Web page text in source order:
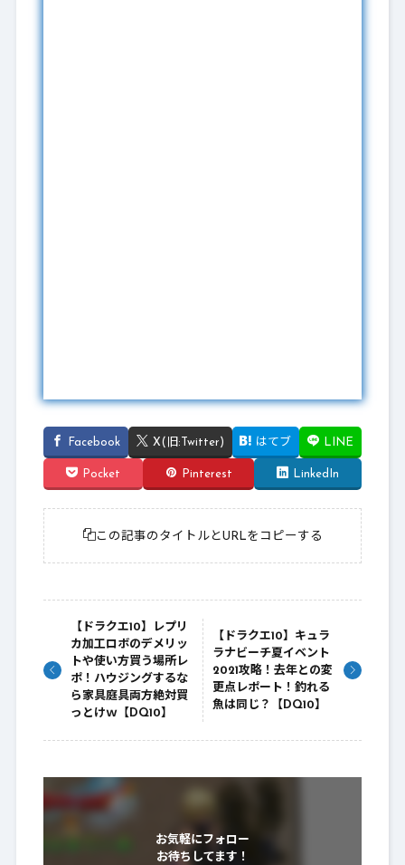
Facebook X(旧:Twitter) はてブ LINE
Pocket Pinterest LinkedIn
この記事のタイトルとURLをコピーする
【ドラクエ10】レプリ
カ加工ロボのデメリッ
トや使い方買う場所レ
ポ！ハウジングするな
ら家具庭具両方絶対買
っとけｗ【DQ10】
【ドラクエ10】キュラ
ラナビーチ夏イベント
2021攻略！去年との変
更点レポート！釣れる
魚は同じ？【DQ10】
お気軽にフォロー
お待ちしてます！